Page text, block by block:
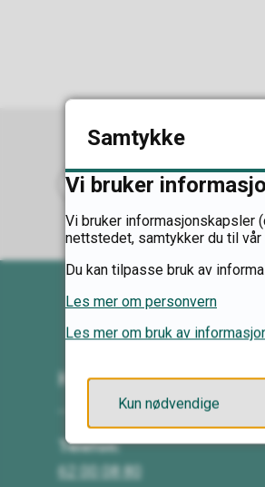
Abonner på RSS
Skriv ut Del på Facebook
Del på Del
Kontakt oss
Telefon:
62 00 08 80
Samtykke
Vi bruker
Vi bruker informasjonskapsler
nettstedet, samtykker du til
Du kan tilpasse bruk av
Les mer om personvern
Les mer om bruk av
Kun nødvendige